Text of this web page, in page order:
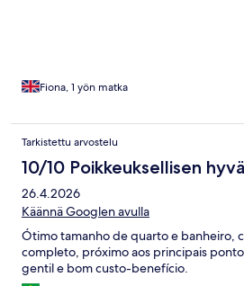
Fiona, 1 yön matka
Tarkistettu arvostelu
10/10 Poikkeuksellisen hyvä
26.4.2026
Käännä Googlen avulla
Ótimo tamanho de quarto e banheiro,
completo, próximo aos principais
gentil e bom custo-benefício.